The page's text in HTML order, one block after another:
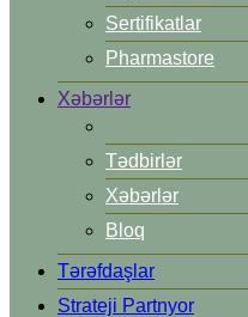
Sertifikatlar
Pharmastore
Xəbərlər
Tədbirlər
Xəbərlər
Bloq
Tərəfdaşlar
Strateji Partnyor